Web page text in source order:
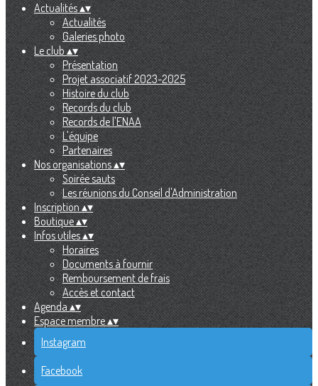
Actualités▴▾
Actualités
Galeries photo
Le club▴▾
Présentation
Projet associatif 2023-2025
Histoire du club
Records du club
Records de l'ENAA
L'équipe
Partenaires
Nos organisations▴▾
Soirée sauts
Les réunions du Conseil d'Administration
Inscription▴▾
Boutique▴▾
Infos utiles▴▾
Horaires
Documents à fournir
Remboursement de frais
Accès et contact
Agenda▴▾
Espace membre▴▾
Instagram
Facebook